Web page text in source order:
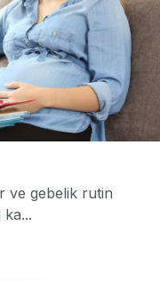
ve gebelik rutin